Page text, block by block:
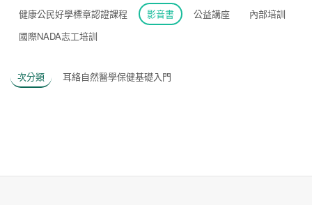
健康公民好學標章認證課程
影音書 公益講座
內部培訓
國際NADA志工培訓
次分類 耳絡自然醫學保健基礎入門